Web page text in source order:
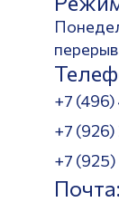
+7
+7
+7
Почта: